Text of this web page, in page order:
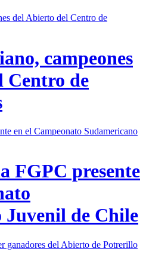
campeones
Centro de
FGPC presente
Juvenil de Chile